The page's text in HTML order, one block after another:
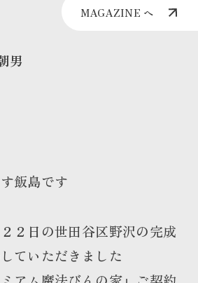
MAGAZINE へ
男
飯島です
２日の世田谷区野沢の完成
ていただきました